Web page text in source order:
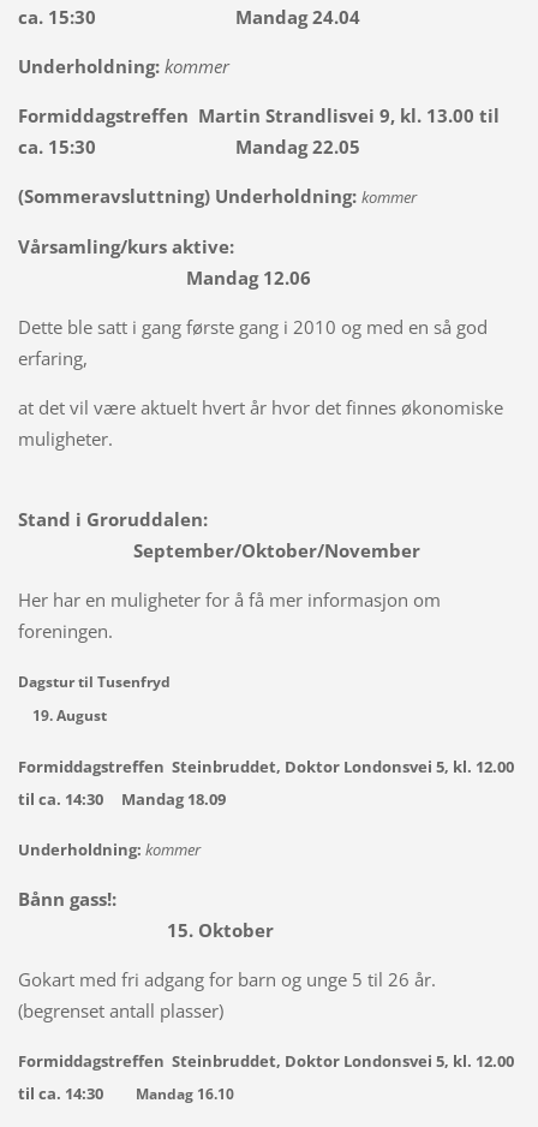
ca. 15:30 Mandag 24.04
Underholdning: kommer
Formiddagstreffen Martin Strandlisvei 9, kl. 13.00 til
ca. 15:30 Mandag 22.05
(Sommeravsluttning) Underholdning: kommer
Vårsamling/kurs aktive:
Mandag 12.06
Dette ble satt i gang første gang i 2010 og med en så god
erfaring,
at det vil være aktuelt hvert år hvor det finnes økonomiske
muligheter.
Stand i Groruddalen:
September/Oktober/November
Her har en muligheter for å få mer informasjon om
foreningen.
Dagstur til Tusenfryd
19. August
Formiddagstreffen Steinbruddet, Doktor Londonsvei 5, kl. 12.00
til ca. 14:30 Mandag 18.09
Underholdning: kommer
Bånn gass!:
15. Oktober
Gokart med fri adgang for barn og unge 5 til 26 år.
(begrenset antall plasser)
Formiddagstreffen Steinbruddet, Doktor Londonsvei 5, kl. 12.00
til ca. 14:30
Mandag 16.10